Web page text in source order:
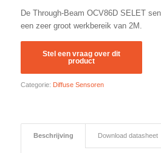
De Through-Beam OCV86D SELET
een zeer groot werkbereik van 2M.
Categorie: Diffuse Sensoren
Beschrijving Download datasheet